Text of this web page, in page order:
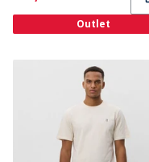
Outlet